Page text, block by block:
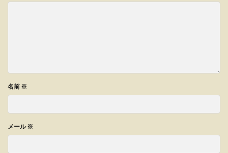
名前 ※
メール※